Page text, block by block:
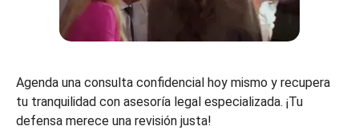
Agenda una consulta confidencial hoy mismo y recupera
tu tranquilidad con asesoría legal especializada. ¡Tu
defensa merece una revisión justa!